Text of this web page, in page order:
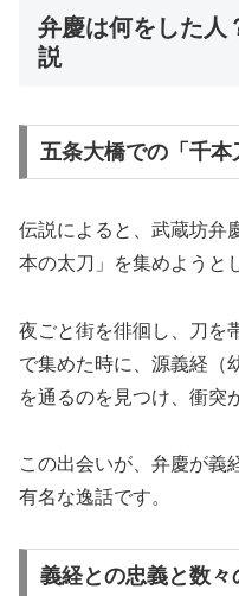
弁慶は何をした人
説
五条大橋での「千本
伝説によると、武蔵坊弁
本の太刀」を集めようと
夜ごと街を徘徊し、刀を
で集めた時に、源義経（
を通るのを見つけ、衝突
この出会いが、弁慶が義
有名な逸話です。
義経との忠義と数々